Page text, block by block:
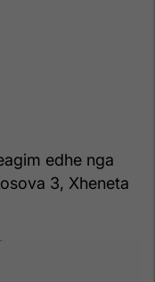
edhe nga
3, Xheneta